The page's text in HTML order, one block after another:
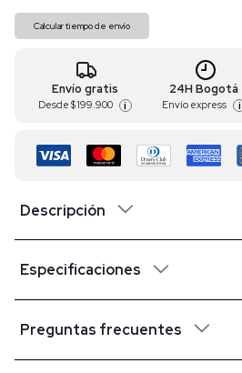
Calcular tiempo de envío
Envío gratis
Desde $ 199.900 i
24H Bogotá
Envío express i
Descripción
Especificaciones
Preguntas frecuentes